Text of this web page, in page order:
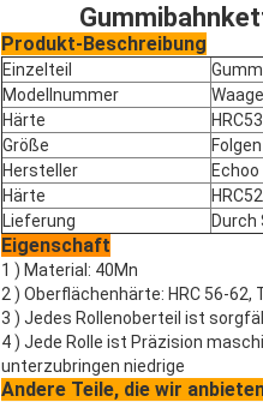
Produkt-Beschreibung
Einzelteil
Modellnummer
Härte
Größe
Hersteller
Echoo
Härte
Lieferung
Eigenschaft
1 ) Material: 40Mn
2 ) Oberflächenhärte: HRC 56-
3 ) Jedes Rollenoberteil ist
4 ) Jede Rolle ist Präzision
unterzubringen niedrige
Andere Teile, die wir